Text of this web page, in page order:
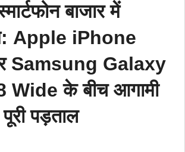
बाजार में
Apple iPhone
Samsung Galaxy
Wide के बीच आगामी
पड़ताल